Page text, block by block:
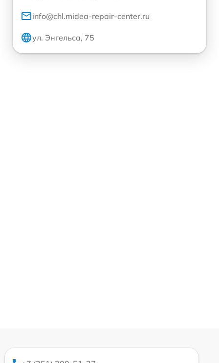
info@chl.midea-repair-center.ru
ул. Энгельса, 75